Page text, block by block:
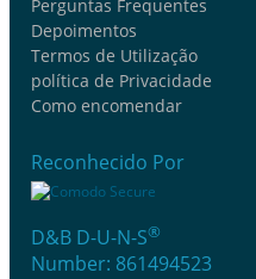
Perguntas Frequentes
Depoimentos
Termos de Utilização
política de Privacidade
Como encomendar
Reconhecido Por
D&B D-U-N-S®
Number: 861494523